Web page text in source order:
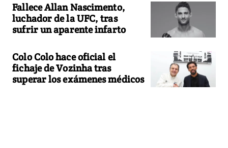
Fallece Allan Nascimento,
luchador de la UFC, tras
sufrir un aparente infarto
Colo Colo hace oficial el
fichaje de Vozinha tras
superar los exámenes médicos